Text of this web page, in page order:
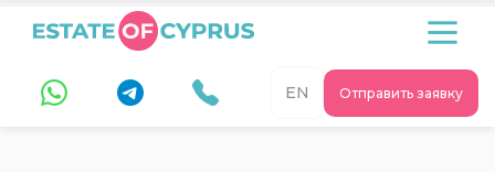
Отправить заявку
EN